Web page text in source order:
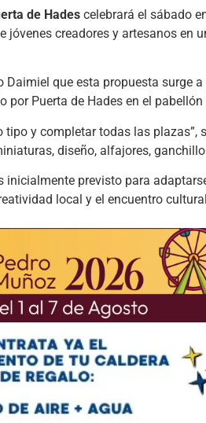
de Hades celebrará el sábado
jóvenes creadores y artesanos en
que esta propuesta surge
por Puerta de Hades en el
y completar todas las plazas”,
diseño, alfajores,
previsto para
local y el encuentro